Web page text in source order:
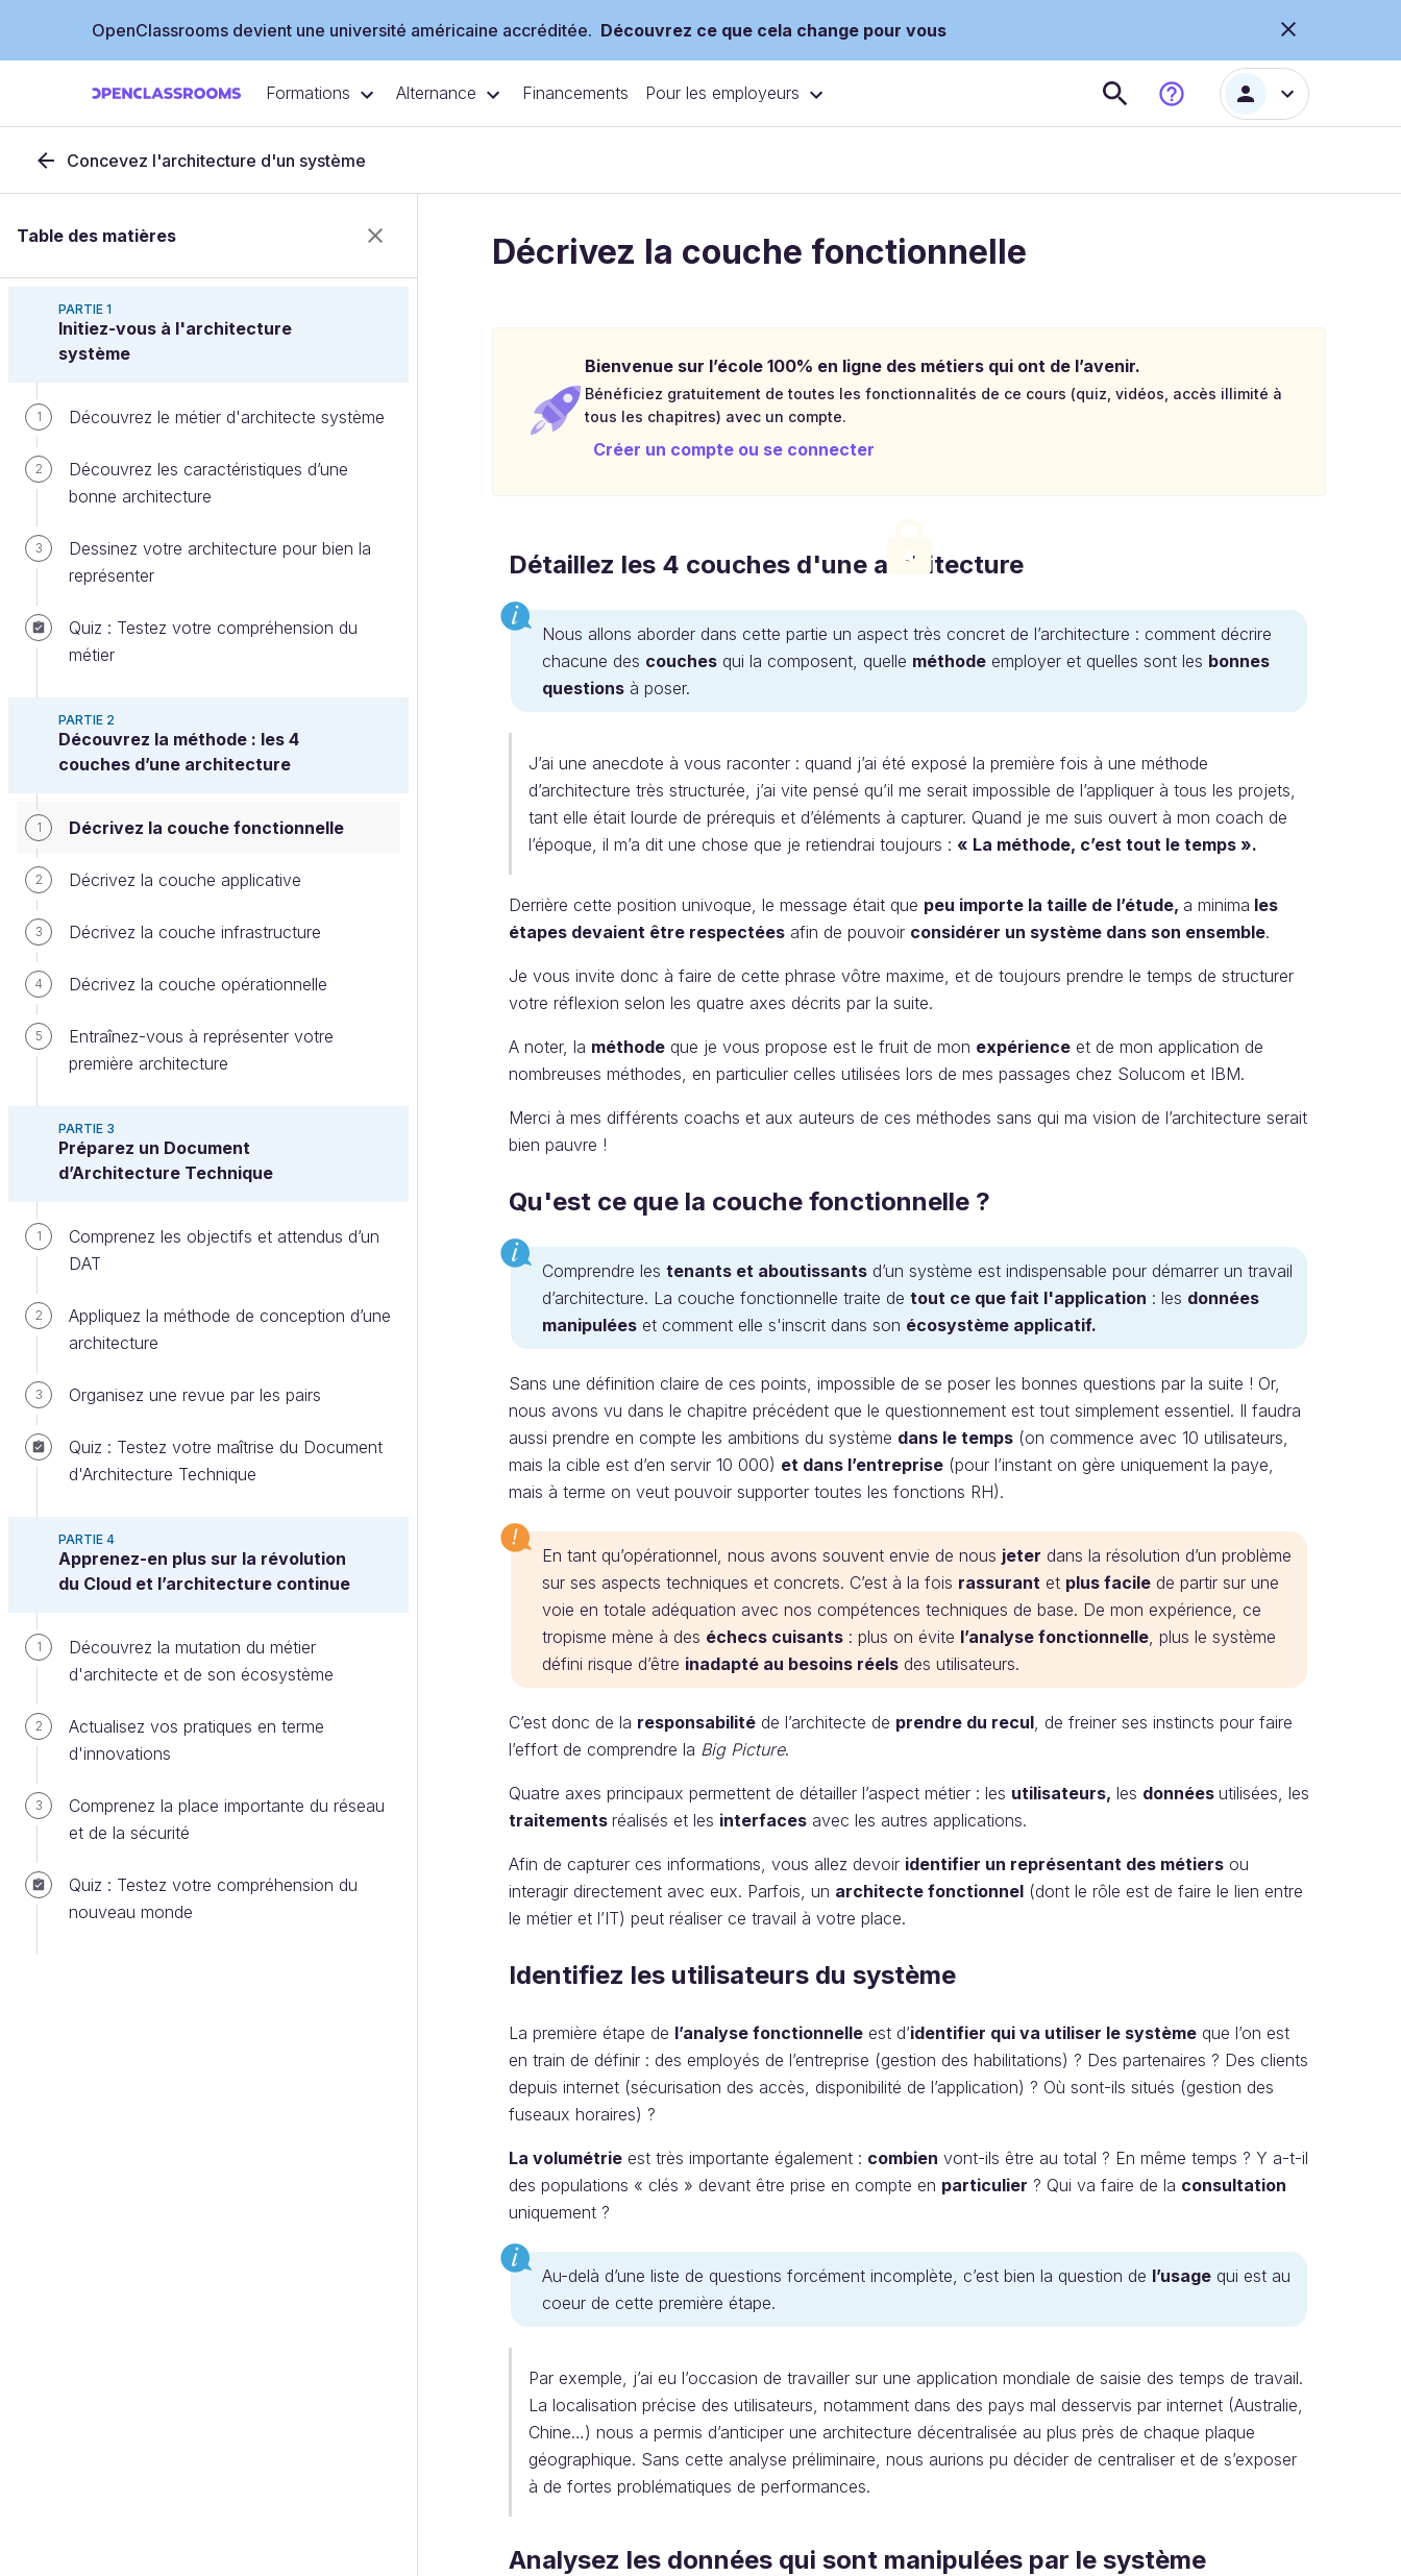
OpenClassrooms devient une université américaine accréditée. Découvrez ce que cela change pour vous
Formations Alternance Financements Pour les employeurs
Concevez l'architecture d'un système
Table des matières
PARTIE 1
Initiez-vous à l'architecture
système
1 Découvrez le métier d'architecte système
2
Découvrez les caractéristiques d’une
bonne architecture
3
Dessinez votre architecture pour bien la
représenter
Quiz : Testez votre compréhension du
métier
PARTIE 2
Découvrez la méthode : les 4
couches d’une architecture
1 Décrivez la couche fonctionnelle
2 Décrivez la couche applicative
3 Décrivez la couche infrastructure
4 Décrivez la couche opérationnelle
5
Entraînez-vous à représenter votre
première architecture
PARTIE 3
Préparez un Document
d’Architecture Technique
1
Comprenez les objectifs et attendus d’un
DAT
2
Appliquez la méthode de conception d’une
architecture
3 Organisez une revue par les pairs
Quiz : Testez votre maîtrise du Document
d'Architecture Technique
PARTIE 4
Apprenez-en plus sur la révolution
du Cloud et l’architecture continue
1
Découvrez la mutation du métier
d'architecte et de son écosystème
2
Actualisez vos pratiques en terme
d'innovations
3
Comprenez la place importante du réseau
et de la sécurité
Quiz : Testez votre compréhension du
nouveau monde
Décrivez la couche fonctionnelle
Bienvenue sur l’école 100% en ligne des métiers qui ont de l’avenir.
Bénéficiez gratuitement de toutes les fonctionnalités de ce cours (quiz, vidéos, accès illimité à
tous les chapitres) avec un compte.
Créer un compte ou se connecter
Détaillez les 4 couches d'une architecture
Nous allons aborder dans cette partie un aspect très concret de l’architecture : comment décrire
chacune des couches qui la composent, quelle méthode employer et quelles sont les bonnes
questions à poser.
J’ai une anecdote à vous raconter : quand j’ai été exposé la première fois à une méthode
d’architecture très structurée, j’ai vite pensé qu’il me serait impossible de l’appliquer à tous les projets,
tant elle était lourde de prérequis et d’éléments à capturer. Quand je me suis ouvert à mon coach de
l’époque, il m’a dit une chose que je retiendrai toujours : « La méthode, c’est tout le temps ».
Derrière cette position univoque, le message était que peu importe la taille de l’étude, a minima les
étapes devaient être respectées afin de pouvoir considérer un système dans son ensemble.
Je vous invite donc à faire de cette phrase vôtre maxime, et de toujours prendre le temps de structurer
votre réflexion selon les quatre axes décrits par la suite.
A noter, la méthode que je vous propose est le fruit de mon expérience et de mon application de
nombreuses méthodes, en particulier celles utilisées lors de mes passages chez Solucom et IBM.
Merci à mes différents coachs et aux auteurs de ces méthodes sans qui ma vision de l’architecture serait
bien pauvre !
Qu'est ce que la couche fonctionnelle ?
Comprendre les tenants et aboutissants d’un système est indispensable pour démarrer un travail
d’architecture. La couche fonctionnelle traite de tout ce que fait l'application : les données
manipulées et comment elle s'inscrit dans son écosystème applicatif.
Sans une définition claire de ces points, impossible de se poser les bonnes questions par la suite ! Or,
nous avons vu dans le chapitre précédent que le questionnement est tout simplement essentiel. Il faudra
aussi prendre en compte les ambitions du système dans le temps (on commence avec 10 utilisateurs,
mais la cible est d’en servir 10 000) et dans l’entreprise (pour l’instant on gère uniquement la paye,
mais à terme on veut pouvoir supporter toutes les fonctions RH).
En tant qu’opérationnel, nous avons souvent envie de nous jeter dans la résolution d’un problème
sur ses aspects techniques et concrets. C’est à la fois rassurant et plus facile de partir sur une
voie en totale adéquation avec nos compétences techniques de base. De mon expérience, ce
tropisme mène à des échecs cuisants : plus on évite l’analyse fonctionnelle, plus le système
défini risque d’être inadapté au besoins réels des utilisateurs.
C’est donc de la responsabilité de l’architecte de prendre du recul, de freiner ses instincts pour faire
l’effort de comprendre la Big Picture.
Quatre axes principaux permettent de détailler l’aspect métier : les utilisateurs, les données utilisées, les
traitements réalisés et les interfaces avec les autres applications.
Afin de capturer ces informations, vous allez devoir identifier un représentant des métiers ou
interagir directement avec eux. Parfois, un architecte fonctionnel (dont le rôle est de faire le lien entre
le métier et l’IT) peut réaliser ce travail à votre place.
Identifiez les utilisateurs du système
La première étape de l’analyse fonctionnelle est d’identifier qui va utiliser le système que l’on est
en train de définir : des employés de l’entreprise (gestion des habilitations) ? Des partenaires ? Des clients
depuis internet (sécurisation des accès, disponibilité de l’application) ? Où sont-ils situés (gestion des
fuseaux horaires) ?
La volumétrie est très importante également : combien vont-ils être au total ? En même temps ? Y a-t-il
des populations « clés » devant être prise en compte en particulier ? Qui va faire de la consultation
uniquement ?
Au-delà d’une liste de questions forcément incomplète, c’est bien la question de l’usage qui est au
coeur de cette première étape.
Par exemple, j’ai eu l’occasion de travailler sur une application mondiale de saisie des temps de travail.
La localisation précise des utilisateurs, notamment dans des pays mal desservis par internet (Australie,
Chine…) nous a permis d’anticiper une architecture décentralisée au plus près de chaque plaque
géographique. Sans cette analyse préliminaire, nous aurions pu décider de centraliser et de s’exposer
à de fortes problématiques de performances.
Analysez les données qui sont manipulées par le système